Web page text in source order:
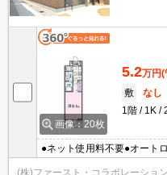
画像：20枚
5.2万円(
敷
なし
1階
1K
●ネット使用料不要●オート
防犯カメラ●エアコン●照明
(株)ファースト・コラボレーショ